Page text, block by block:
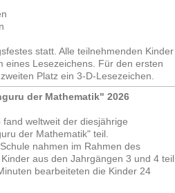
statt. Alle teilnehmenden Kinder
eines Lesezeichens. Für den ersten
Platz ein 3-D-Lesezeichen.
der Mathematik" 2026
weltweit der diesjährige
der Mathematik" teil.
nahmen im Rahmen des
aus den Jahrgängen 3 und 4 teil.
bearbeiteten die Kinder 24